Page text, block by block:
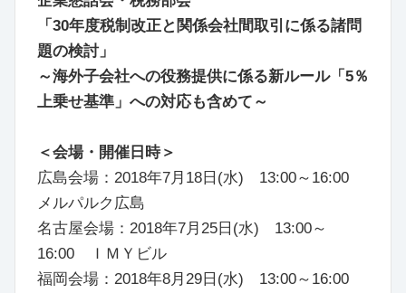
「30年度税制改正と関係会社間取引に係る諸問
題の検討」
～海外子会社への役務提供に係る新ルール「5％
上乗せ基準」への対応も含めて～
＜会場・開催日時＞
広島会場：2018年7月18日(水) 13:00～16:00
メルパルク広島
名古屋会場：2018年7月25日(水) 13:00～
16:00 ＩＭＹビル
福岡会場：2018年8月29日(水) 13:00～16:00